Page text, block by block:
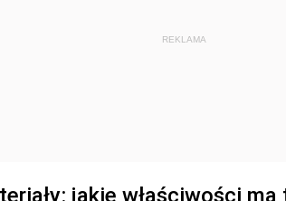
REKLAMA
jakie właściwości